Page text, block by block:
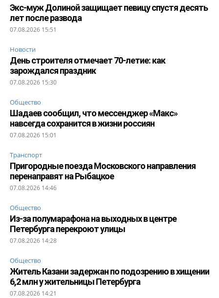
Экс-муж Долиной защищает певицу спустя десять
лет после развода
07.08.2026 15:51
Новости
День строителя отмечает 70-летие: как
зарождался праздник
07.08.2026 15:30
Общество
Шадаев сообщил, что мессенджер «Макс»
навсегда сохранится в жизни россиян
07.08.2026 15:01
Транспорт
Пригородные поезда Московского направления
перенаправят на Рыбацкое
07.08.2026 14:46
Общество
Из-за полумарафона на выходных в центре
Петербурга перекроют улицы
07.08.2026 14:28
Общество
Житель Казани задержан по подозрению в хищении
6,2 млн у жительницы Петербурга
07.08.2026 14:21